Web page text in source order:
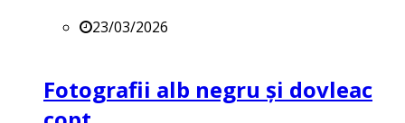
23/03/2026
Fotografii alb negru și dovleac